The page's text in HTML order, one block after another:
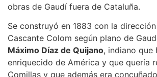
obras de Gaudí fuera de Cataluña.
Se construyó en 1883 con la
Cascante Colom según plano de
Máximo Díaz de Quijano, indiano que
enriquecido de América y que quería
Comillas y que además era